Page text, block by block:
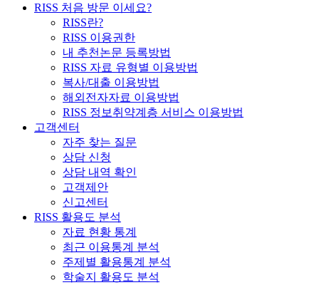
RISS 처음 방문 이세요?
RISS란?
RISS 이용권한
내 추천논문 등록방법
RISS 자료 유형별 이용방법
복사/대출 이용방법
해외전자자료 이용방법
RISS 정보취약계층 서비스 이용방법
고객센터
자주 찾는 질문
상담 신청
상담 내역 확인
고객제안
신고센터
RISS 활용도 분석
자료 현황 통계
최근 이용통계 분석
주제별 활용통계 분석
학술지 활용도 분석